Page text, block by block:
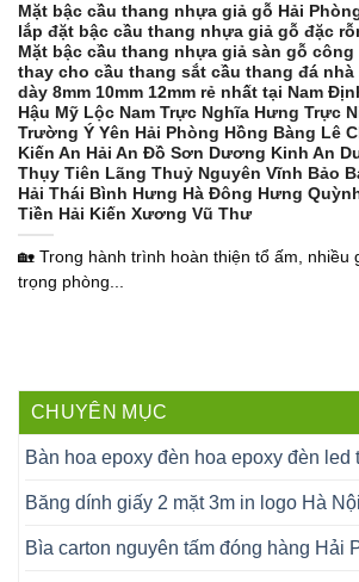
Mặt bậc cầu thang nhựa giả gỗ Hải
lắp đặt bậc cầu thang nhựa giả gỗ đặc
Mặt bậc cầu thang nhựa giả sàn gỗ
thay cho cầu thang sắt cầu thang đá
dày 8mm 10mm 12mm rẻ nhất tại Nam
Hậu Mỹ Lộc Nam Trực Nghĩa Hưng Trực
Trường Ý Yên Hải Phòng Hồng Bàng Lê
Kiến An Hải An Đồ Sơn Dương Kinh An
Thụy Tiên Lãng Thuỷ Nguyên Vĩnh Bảo
Hải Thái Bình Hưng Hà Đông Hưng
Tiền Hải Kiến Xương Vũ Thư
🏡 Trong hành trình hoàn thiện tổ ấm, nhiều
trọng phòng...
CHUYÊN MỤC
Bàn hoa epoxy đèn hoa epoxy đèn led
Băng dính giấy 2 mặt 3m in logo Hà Nội
Bìa carton nguyên tấm đóng hàng Hải